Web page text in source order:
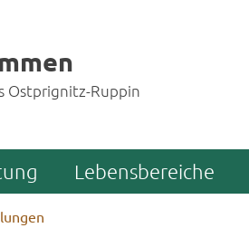
Ostprignitz-Ruppin
Lebensbereiche